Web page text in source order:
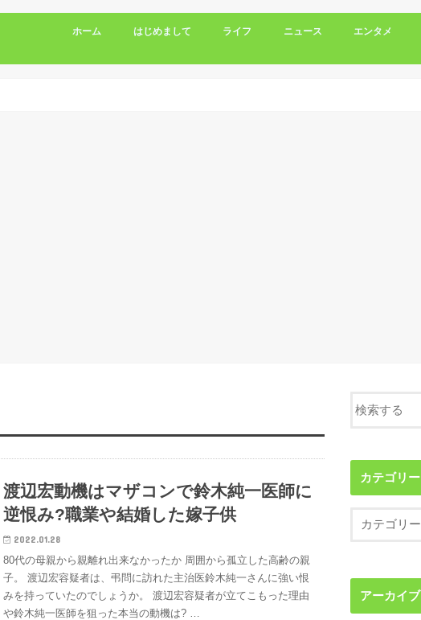
ホーム はじめまして ライフ ニュース エンタメ
渡辺宏動機はマザコンで鈴木純一医師に
逆恨み?職業や結婚した嫁子供
2022.01.28
80代の母親から親離れ出来なかったか 周囲から孤立した高齢の親
子。 渡辺宏容疑者は、弔問に訪れた主治医鈴木純一さんに強い恨
みを持っていたのでしょうか。 渡辺宏容疑者が立てこもった理由
や鈴木純一医師を狙った本当の動機は? …
カテゴリー
アーカイブ